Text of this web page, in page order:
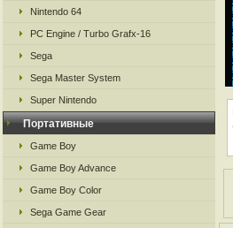
Nintendo 64
PC Engine / Turbo Grafx-16
Sega
Sega Master System
Super Nintendo
Портативные
Game Boy
Game Boy Advance
Game Boy Color
Sega Game Gear